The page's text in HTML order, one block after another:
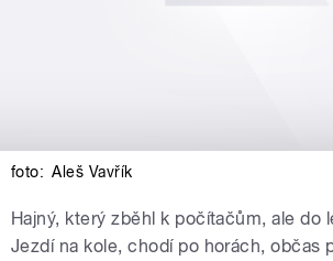
foto: Aleš Vavřík
Hajný, který zběhl k počítačům, ale do
Jezdí na kole, chodí po horách, občas